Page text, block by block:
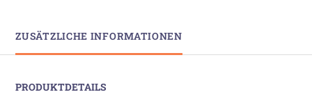
ZUSÄTZLICHE INFORMATIONEN
PRODUKTDETAILS